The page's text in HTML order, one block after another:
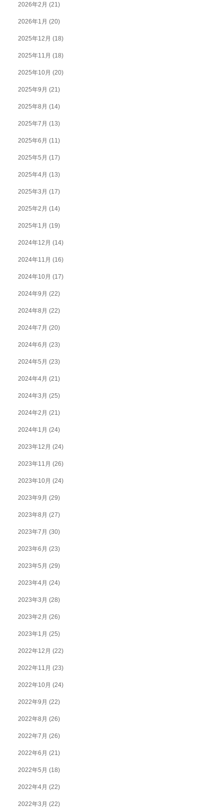
2026年2月 (21)
2026年1月 (20)
2025年12月 (18)
2025年11月 (18)
2025年10月 (20)
2025年9月 (21)
2025年8月 (14)
2025年7月 (13)
2025年6月 (11)
2025年5月 (17)
2025年4月 (13)
2025年3月 (17)
2025年2月 (14)
2025年1月 (19)
2024年12月 (14)
2024年11月 (16)
2024年10月 (17)
2024年9月 (22)
2024年8月 (22)
2024年7月 (20)
2024年6月 (23)
2024年5月 (23)
2024年4月 (21)
2024年3月 (25)
2024年2月 (21)
2024年1月 (24)
2023年12月 (24)
2023年11月 (26)
2023年10月 (24)
2023年9月 (29)
2023年8月 (27)
2023年7月 (30)
2023年6月 (23)
2023年5月 (29)
2023年4月 (24)
2023年3月 (28)
2023年2月 (26)
2023年1月 (25)
2022年12月 (22)
2022年11月 (23)
2022年10月 (24)
2022年9月 (22)
2022年8月 (26)
2022年7月 (26)
2022年6月 (21)
2022年5月 (18)
2022年4月 (22)
2022年3月 (22)